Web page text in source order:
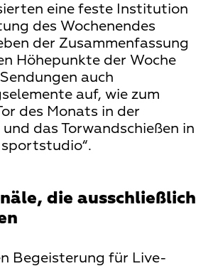
eine feste Institution
des Wochenendes
der Zusammenfassung
Höhepunkte der Woche
auch
auf, wie zum
des Monats in der
und das Torwandschießen in
sportstudio“.
die ausschließlich
Begeisterung für Live-